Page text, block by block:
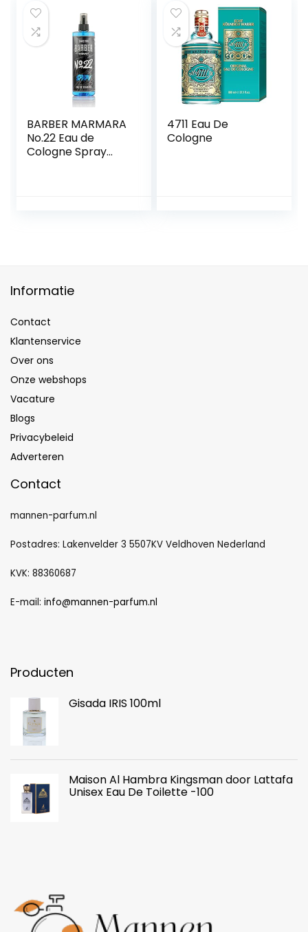
Houtachtig – Turks
Keulen |
kapperszaak
BARBER MARMARA
No.22 Eau de
Cologne Spray
kapperszaak –
parfums
4711 Eau De
Cologne
Informatie
Contact
Klantenservice
Over ons
Onze webshops
Vacature
Blogs
Privacybeleid
Adverteren
Contact
mannen-parfum.nl
Postadres: Lakenvelder 3 5507KV Veldhoven Nederland
KVK: 88360687
E-mail: info@mannen-parfum.nl
Producten
Gisada IRIS 100ml
Maison Al Hambra Kingsman door Lattafa
Unisex Eau De Toilette -100